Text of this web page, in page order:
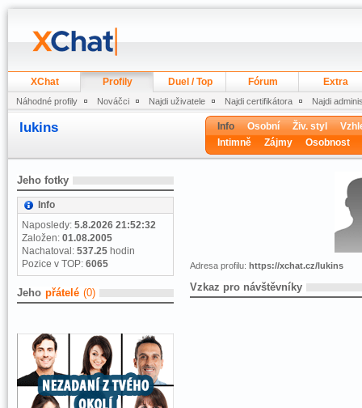
XChat Profily Duel / Top Fórum Extra
Náhodné profily Nováčci Najdi uživatele Najdi certifikátora Najdi
lukins Info Osobní Živ. styl
Intimně
Zájmy Osobnost
Jeho fotky
Info
Naposledy: 5.8.2026 21:52:32
Založen: 01.08.2005
Nachatoval: 537.25 hodin
Pozice v TOP: 6065
Jeho přátelé (0)
Adresa profilu: https://xchat.cz/lukins
Vzkaz pro návštěvníky